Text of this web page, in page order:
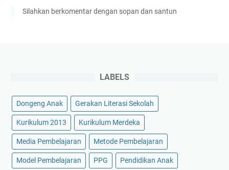
Silahkan berkomentar dengan sopan dan santun
LABELS
Dongeng Anak Gerakan Literasi Sekolah
Kurikulum 2013 Kurikulum Merdeka
Media Pembelajaran Metode Pembelajaran
Model Pembelajaran PPG Pendidikan Anak